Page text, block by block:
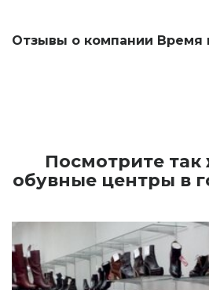
Отзывы о компании Время
Посмотрите так
обувные центры в